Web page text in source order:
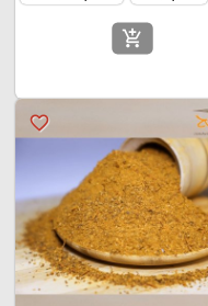
add_shopping_cart
favorite_border